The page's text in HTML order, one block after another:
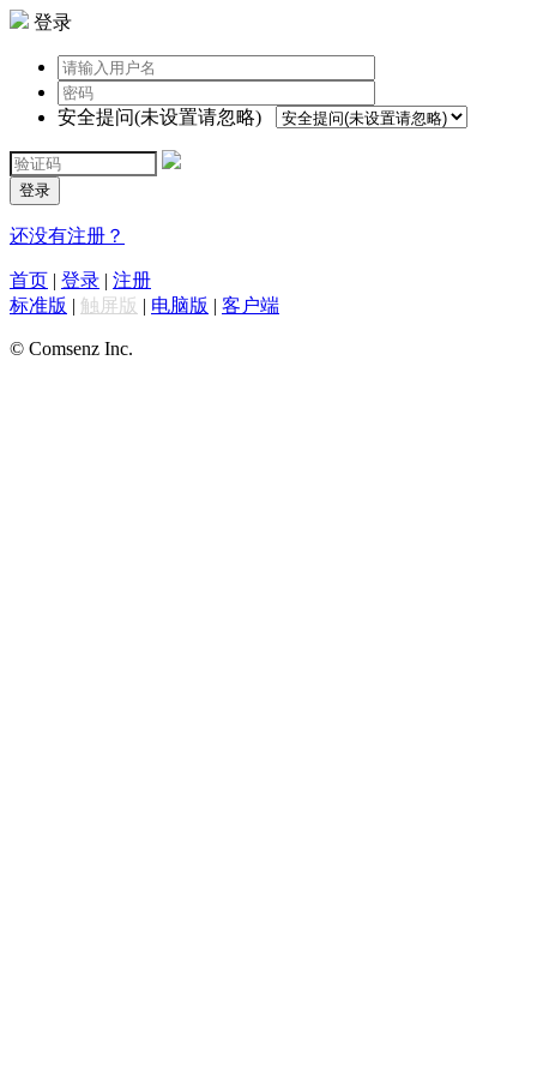
登录
安全提问(未设置请忽略)
登录
还没有注册？
首页 | 登录 | 注册
标准版 | 触屏版 | 电脑版 | 客户端
© Comsenz Inc.